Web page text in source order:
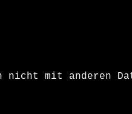
nicht mit anderen